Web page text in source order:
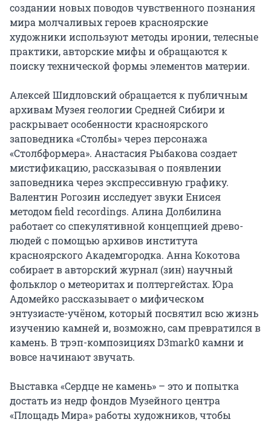
создании новых поводов чувственного познания
мира молчаливых героев красноярские
художники используют методы иронии, телесные
практики, авторские мифы и обращаются к
поиску технической формы элементов материи.
Алексей Шидловский обращается к публичным
архивам Музея геологии Средней Сибири и
раскрывает особенности красноярского
заповедника «Столбы» через персонажа
«Столбформера». Анастасия Рыбакова создает
мистификацию, рассказывая о появлении
заповедника через экспрессивную графику.
Валентин Рогозин исследует звуки Енисея
методом field recordings. Алина Долбилина
работает со спекулятивной концепцией древо-
людей с помощью архивов института
красноярского Академгородка. Анна Кокотова
собирает в авторский журнал (зин) научный
фольклор о метеоритах и полтергейстах. Юра
Адомейко рассказывает о мифическом
энтузиасте-учёном, который посвятил всю жизнь
изучению камней и, возможно, сам превратился в
камень. В трэп-композициях D3mark0 камни и
вовсе начинают звучать.
Выставка «Сердце не камень» – это и попытка
достать из недр фондов Музейного центра
«Площадь Мира» работы художников, чтобы